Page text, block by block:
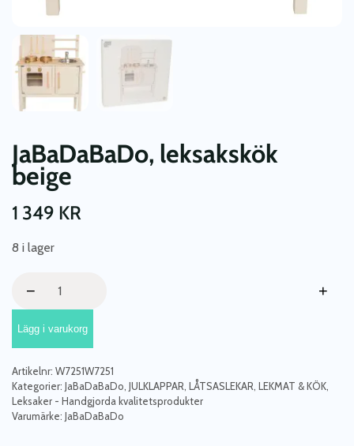
JaBaDaBaDo, leksakskök
beige
1 349 KR
8 i lager
leksakskök
beige
mängd
− +
Lägg i varukorg
Artikelnr: W7251W7251
Kategorier: JaBaDaBaDo JULKLAPPAR LÅTSASLEKAR LEKMAT & KÖK
Leksaker - Handgjorda kvalitetsprodukter
Varumärke: JaBaDaBaDo